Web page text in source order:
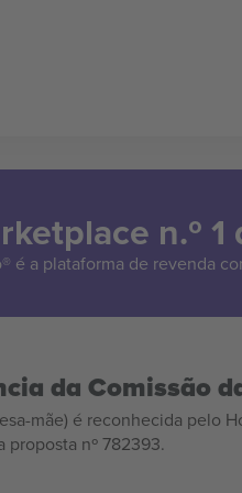
n.º
é a plataforma de revenda
da Comissão
mãe) é reconhecida pelo
proposta nº 782393.